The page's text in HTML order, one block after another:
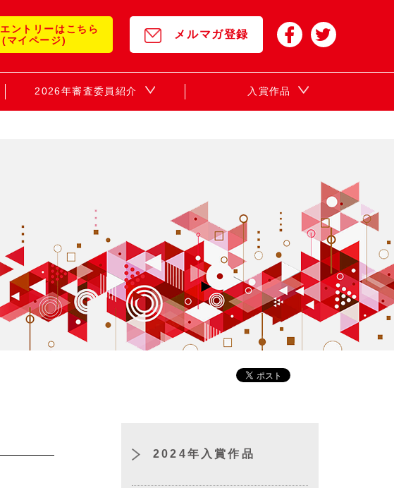
エントリーはこちら
(マイページ)
メルマガ登録
2026年審査委員紹介 入賞作品
2024年入賞作品